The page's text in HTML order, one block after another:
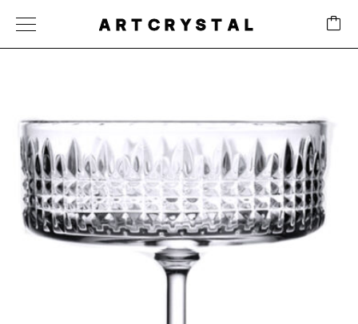
ARTCRYSTAL